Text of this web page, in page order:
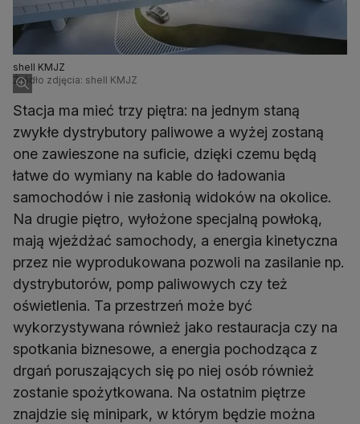
shell KMJZ
Źródło zdjęcia: shell KMJZ
Stacja ma mieć trzy piętra: na jednym staną
zwykłe dystrybutory paliwowe a wyżej zostaną
one zawieszone na suficie, dzięki czemu będą
łatwe do wymiany na kable do ładowania
samochodów i nie zasłonią widoków na okolice.
Na drugie piętro, wyłożone specjalną powłoką,
mają wjeżdżać samochody, a energia kinetyczna
przez nie wyprodukowana pozwoli na zasilanie np.
dystrybutorów, pomp paliwowych czy też
oświetlenia. Ta przestrzeń może być
wykorzystywana również jako restauracja czy na
spotkania biznesowe, a energia pochodząca z
drgań poruszających się po niej osób również
zostanie spożytkowana. Na ostatnim piętrze
znajdzie się minipark, w którym będzie można